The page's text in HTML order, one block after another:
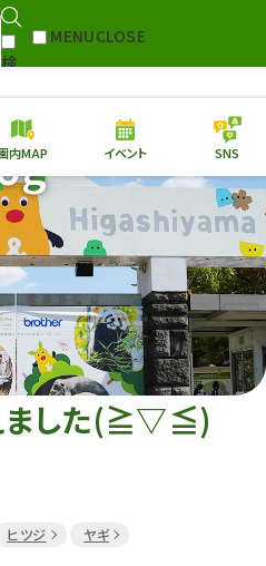
検
MENUCLOSE
本日の開園情報 チケ
園内MAP イベント
総合案内
動物園 植物園
再生プラン
東山動植物園
への支援
環境教育
内MAP イベント SNS
ました(≧▽≦)
ヒツジ ヤギ